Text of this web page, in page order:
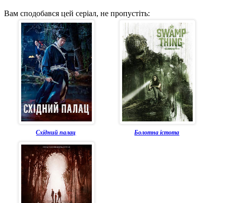
Вам сподобався цей серіал, не пропустіть:
Східний палац Болотна істота